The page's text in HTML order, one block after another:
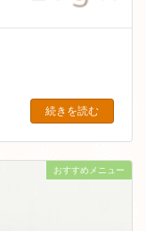
続きを読む
おすすめメニュー